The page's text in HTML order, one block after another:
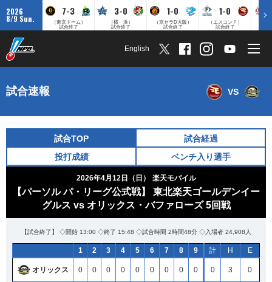
2026
8/9 Sun.
7-3
（東京ドーム）
試合終了
3-0
（横 浜）
試合終了
1-0
（京セラD大阪）
試合終了
1-0
（エスコンＦ）
試合終了
English
試合速報 VS
試合TOP
試合経過
投打成績
ベンチ入り選手
2026年4月12日（日） 楽天モバイル
【パーソル パ・リーグ公式戦】 東北楽天ゴールデンイー
グルス vs オリックス・バファローズ 5回戦
【試合終了】 ◇開始 13:00 ◇終了 15:48 ◇試合時間 2時間48分 ◇入場者 24,908人
1 2 3 4 5 6 7 8 9 計 H E
オリックス 0 0 0 0 0 0 0 0 0 0 3 0